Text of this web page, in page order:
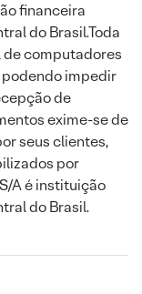
financeira
do Brasil.Toda
computadores
impedir
de
exime-se de
seus clientes,
por
A é instituição
do Brasil.